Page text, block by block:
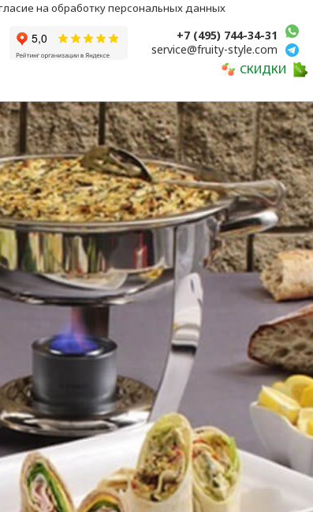
на обработку персональных данных
+7 (495) 744-34-31
service@fruity-style.com
СКИДКИ